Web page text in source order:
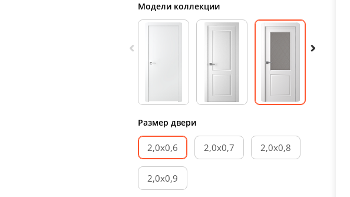
Модели коллекции
Размер двери
2,0х0,6 2,0х0,7 2,0х0,8
2,0х0,9